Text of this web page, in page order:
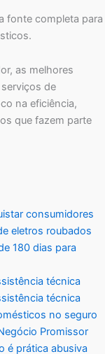
fonte completa para
as melhores
de
na eficiência,
que fazem parte
consumidores
eletros roubados
180 dias para
técnica
técnica
no seguro
Promissor
é prática abusiva